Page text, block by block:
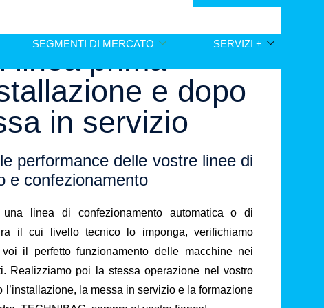
SEGMENTI DI MERCATO
SERVIZI +
DI LINEA PRIMA DELL’INSTALLAZIONE
linea prima
e dopo
in servizio
performance delle vostre linee di
e confezionamento
linea di confezionamento automatica o di
il cui livello tecnico lo imponga, verifichiamo
il perfetto funzionamento delle macchine nei
Realizziamo poi la stessa operazione nel vostro
l’installazione, la messa in servizio e la formazione